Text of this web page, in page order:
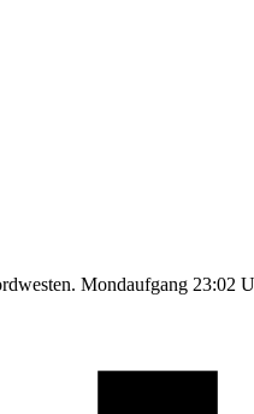
Mondaufgang